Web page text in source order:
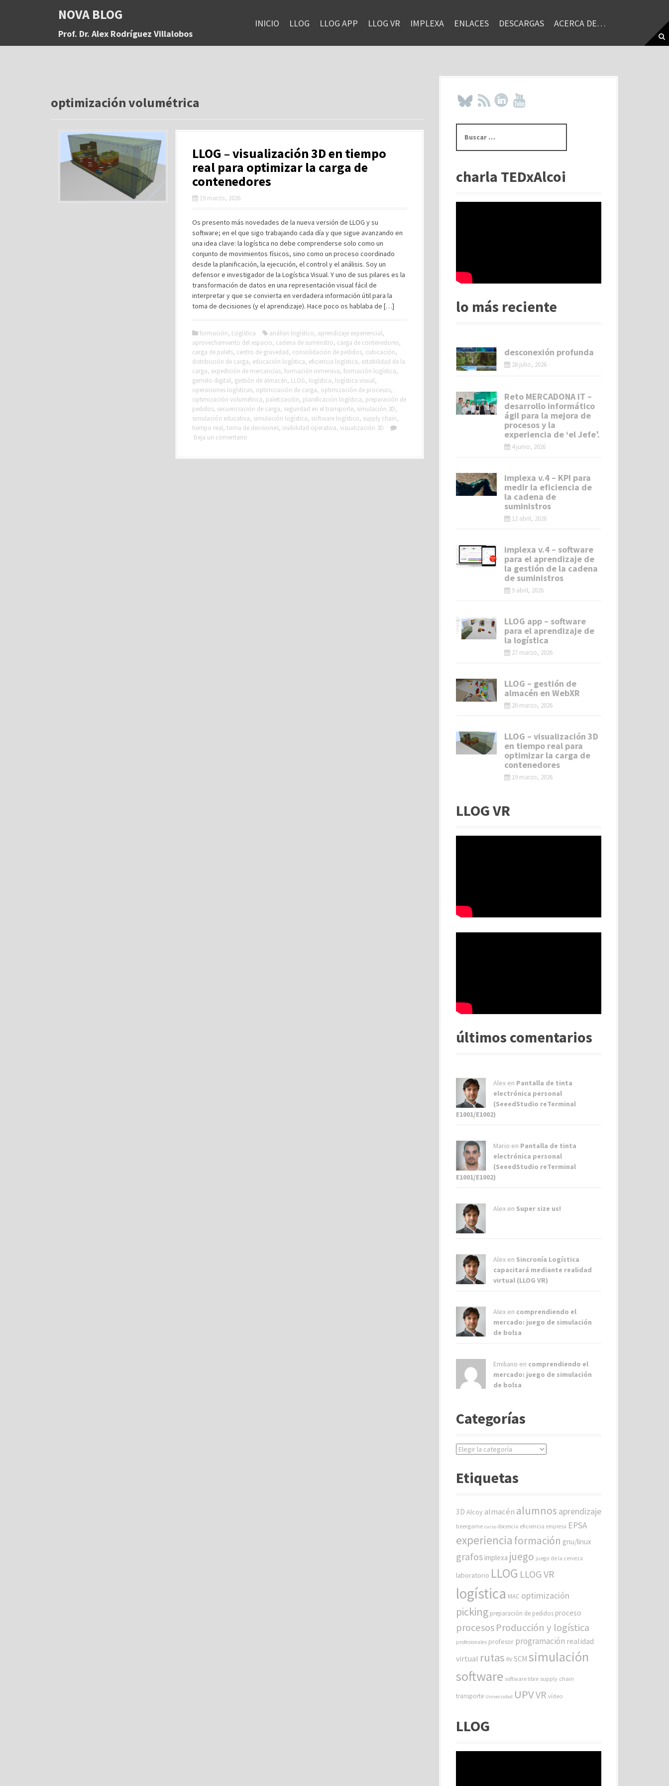
a
NOVA BLOG
Prof. Dr. Alex Rodríguez Villalobos
INICIO LLOG LLOG APP LLOG VR IMPLEXA ENLACES DESCARGAS ACERCA DE…
optimización volumétrica
LLOG – visualización 3D en tiempo
real para optimizar la carga de
contenedores
19 marzo, 2026
Os presento más novedades de la nueva versión de LLOG y su
software; en el que sigo trabajando cada día y que sigue avanzando en
una idea clave: la logística no debe comprenderse solo como un
conjunto de movimientos físicos, sino como un proceso coordinado
desde la planificación, la ejecución, el control y el análisis. Soy un
defensor e investigador de la Logística Visual. Y uno de sus pilares es la
transformación de datos en una representación visual fácil de
interpretar y que se convierta en verdadera información útil para la
toma de decisiones (y el aprendizaje). Hace poco os hablaba de […]
formación, Logística análisis logístico, aprendizaje experiencial,
aprovechamiento del espacio, cadena de suministro, carga de contenedores,
carga de palets, centro de gravedad, consolidación de pedidos, cubicación,
distribución de carga, educación logística, eficiencia logística, estabilidad de la
carga, expedición de mercancías, formación inmersiva, formación logística,
gemelo digital, gestión de almacén, LLOG, logística, logística visual,
operaciones logísticas, optimización de carga, optimización de procesos,
optimización volumétrica, paletización, planificación logística, preparación de
pedidos, secuenciación de carga, seguridad en el transporte, simulación 3D,
simulación educativa, simulación logística, software logístico, supply chain,
tiempo real, toma de decisiones, visibilidad operativa, visualización 3D
Deja un comentario
s
rcharla TEDxAlcoi
lo más reciente
desconexión profunda
28 julio, 2026
Reto MERCADONA IT –
desarrollo informático
ágil para la mejora de
procesos y la
experiencia de ‘el Jefe’.
4 junio, 2026
implexa v.4 – KPI para
medir la eficiencia de
la cadena de
suministros
12 abril, 2026
implexa v.4 – software
para el aprendizaje de
la gestión de la cadena
de suministros
9 abril, 2026
LLOG app – software
para el aprendizaje de
la logística
27 marzo, 2026
LLOG – gestión de
almacén en WebXR
20 marzo, 2026
LLOG – visualización 3D
en tiempo real para
optimizar la carga de
contenedores
19 marzo, 2026
LLOG VR
últimos comentarios
Alex en Pantalla de tinta
electrónica personal
(SeeedStudio reTerminal
E1001/E1002)
Mario en Pantalla de tinta
electrónica personal
(SeeedStudio reTerminal
E1001/E1002)
Alex en Super size us!
Alex en Sincronía Logística
capacitará mediante realidad
virtual (LLOG VR)
Alex en comprendiendo el
mercado: juego de simulación
de bolsa
Emiliano en comprendiendo el
mercado: juego de simulación
de bolsa
Categorías
C
e
r
s
Etiquetas
3D Alcoy almacén alumnos aprendizaje
beergame curso docencia eficiencia empresa EPSA
experiencia formación gnu/linux
grafos implexa juego juego de la cerveza
laboratorio LLOG LLOG VR
logística MAC optimización
picking preparación de pedidos proceso
procesosProducción y logística
profesionales profesor programación realidad
virtual rutas RV SCM simulación
software software libre supply chain
transporte Universidad UPVVR vídeo
LLOG